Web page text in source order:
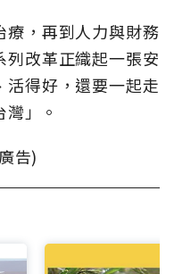
，再到人力與財務
改革正織起一張安
得好，還要一起走
」。
告)